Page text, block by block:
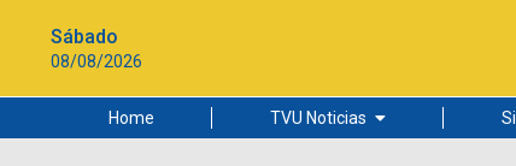
Sábado
08/08/2026
Home TVU Noticias